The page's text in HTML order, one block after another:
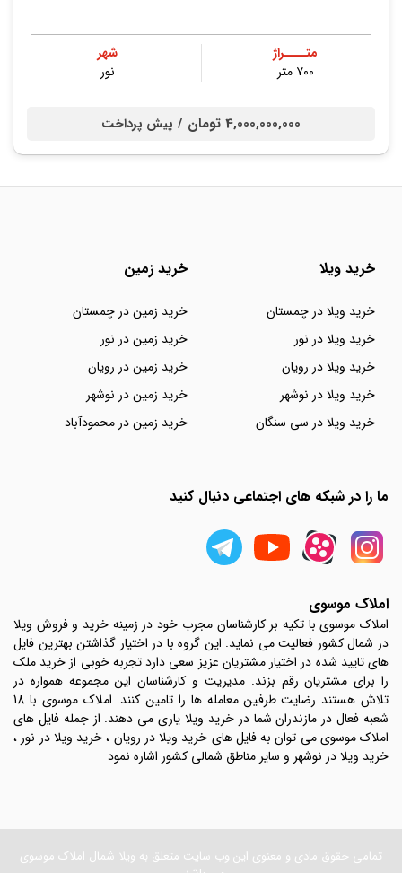
متــــراژ
۷۰۰ متر
شهر
نور
4,000,000,000 تومان / پیش پرداخت
خرید ویلا
خرید ویلا در چمستان
خرید ویلا در نور
خرید ویلا در رویان
خرید ویلا در نوشهر
خرید ویلا در سی سنگان
خرید زمین
خرید زمین در چمستان
خرید زمین در نور
خرید زمین در رویان
خرید زمین در نوشهر
خرید زمین در محمودآباد
ما را در شبکه های اجتماعی دنبال کنید
املاک موسوی
املاک موسوی با تکیه بر کارشناسان مجرب خود در زمینه خرید و فروش ویلا
در شمال کشور فعالیت می نماید. این گروه با در اختیار گذاشتن بهترین فایل
های تایید شده در اختیار مشتریان عزیز سعی دارد تجربه خوبی از خرید ملک
را برای مشتریان رقم بزند. مدیریت و کارشناسان این مجموعه همواره در
تلاش هستند رضایت طرفین معامله ها را تامین کنند. املاک موسوی با 18
شعبه فعال در مازندران شما در خرید ویلا یاری می دهند. از جمله فایل های
املاک موسوی می توان به فایل های خرید ویلا در رویان ، خرید ویلا در نور ،
خرید ویلا در نوشهر و سایر مناطق شمالی کشور اشاره نمود
تمامی حقوق مادی و معنوی این وب سایت متعلق به ویلا شمال املاک موسوی